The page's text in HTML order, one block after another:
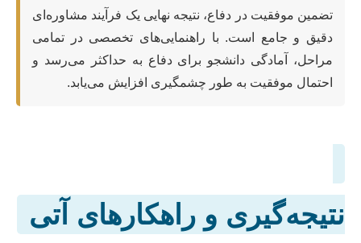
تضمین موفقیت در دفاع، نتیجه نهایی یک فرآیند مشاوره‌ای
دقیق و جامع است. با راهنمایی‌های تخصصی در تمامی
مراحل، آمادگی دانشجو برای دفاع به حداکثر می‌رسد و
احتمال موفقیت به طور چشمگیری افزایش می‌یابد.
نتیجه‌گیری و راهکارهای آتی